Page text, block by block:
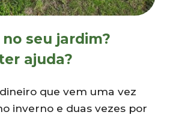
seu jardim?
ajuda?
que vem uma vez
inverno e duas vezes por